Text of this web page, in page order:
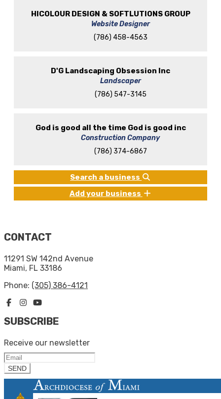
HICOLOUR DESIGN & SOFTLUTIONS GROUP
Website Designer
(786) 458-4563
D'G Landscaping Obsession Inc
Landscaper
(786) 547-3145
God is good all the time God is good inc
Construction Company
(786) 374-6867
Search a business
Add your business
CONTACT
11291 SW 142nd Avenue
Miami, FL 33186
Phone: (305) 386-4121
SUBSCRIBE
Receive our newsletter